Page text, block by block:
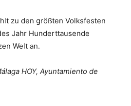
zu den größten Volksfesten
Jahr Hunderttausende
Welt an.
HOY, Ayuntamiento de